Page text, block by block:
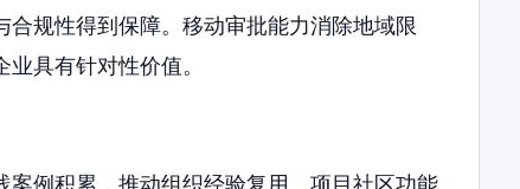
规性得到保障。移动审批能力消除地域限
具有针对性价值。
例积累，推动组织经验复用。项目社区功能